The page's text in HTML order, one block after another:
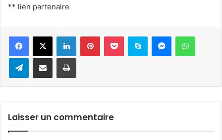
** lien partenaire
LinkedinPinterestPocket Skype Messenger
TelegramPartager par e-mail Imprimer
Laisser un commentaire